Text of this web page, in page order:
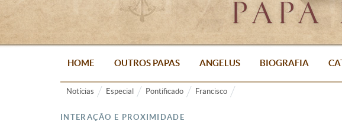
HOME OUTROS PAPAS ANGELUS BIOGRAFIA
Notícias Especial Pontificado Francisco
INTERAÇÃO E PROXIMIDADE